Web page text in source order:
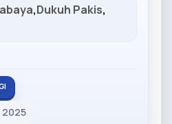
,Dukuh Pakis,
2025